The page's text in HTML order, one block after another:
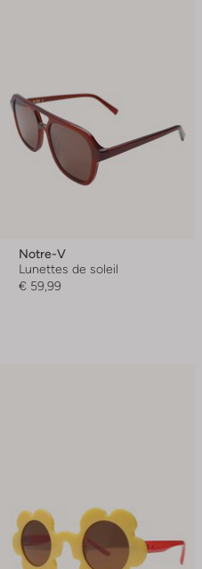
Notre-V
Lunettes de soleil
€ 59,99